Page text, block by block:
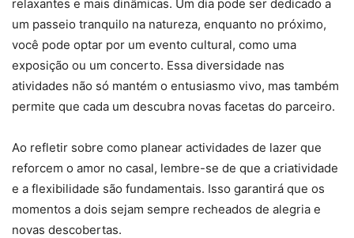
relaxantes e mais dinâmicas. Um dia pode ser dedicado a
um passeio tranquilo na natureza, enquanto no próximo,
você pode optar por um evento cultural, como uma
exposição ou um concerto. Essa diversidade nas
atividades não só mantém o entusiasmo vivo, mas também
permite que cada um descubra novas facetas do parceiro.
Ao refletir sobre como planear actividades de lazer que
reforcem o amor no casal, lembre-se de que a criatividade
e a flexibilidade são fundamentais. Isso garantirá que os
momentos a dois sejam sempre recheados de alegria e
novas descobertas.